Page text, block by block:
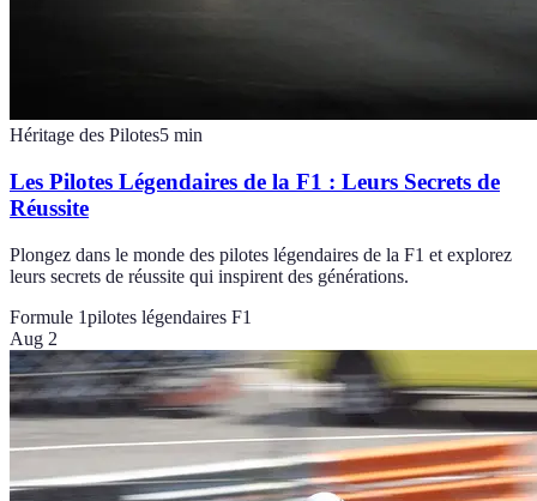
Héritage des Pilotes5 min
Les Pilotes Légendaires de la F1 : Leurs Secrets de
Réussite
Plongez dans le monde des pilotes légendaires de la F1 et explorez
leurs secrets de réussite qui inspirent des générations.
Formule 1pilotes légendaires F1
Aug 2